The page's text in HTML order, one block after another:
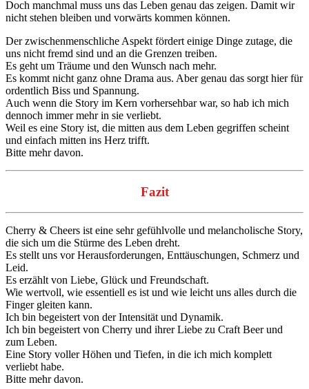
Doch manchmal muss uns das Leben genau das zeigen. Damit wir
nicht stehen bleiben und vorwärts kommen können.
Der zwischenmenschliche Aspekt fördert einige Dinge zutage, die
uns nicht fremd sind und an die Grenzen treiben.
Es geht um Träume und den Wunsch nach mehr.
Es kommt nicht ganz ohne Drama aus. Aber genau das sorgt hier für
ordentlich Biss und Spannung.
Auch wenn die Story im Kern vorhersehbar war, so hab ich mich
dennoch immer mehr in sie verliebt.
Weil es eine Story ist, die mitten aus dem Leben gegriffen scheint
und einfach mitten ins Herz trifft.
Bitte mehr davon.
Fazit
Cherry & Cheers ist eine sehr gefühlvolle und melancholische Story,
die sich um die Stürme des Leben dreht.
Es stellt uns vor Herausforderungen, Enttäuschungen, Schmerz und
Leid.
Es erzählt von Liebe, Glück und Freundschaft.
Wie wertvoll, wie essentiell es ist und wie leicht uns alles durch die
Finger gleiten kann.
Ich bin begeistert von der Intensität und Dynamik.
Ich bin begeistert von Cherry und ihrer Liebe zu Craft Beer und
zum Leben.
Eine Story voller Höhen und Tiefen, in die ich mich komplett
verliebt habe.
Bitte mehr davon.